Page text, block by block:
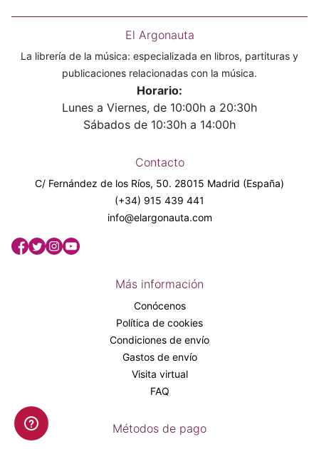
El Argonauta
La librería de la música: especializada en libros, partituras y
publicaciones relacionadas con la música.
Horario:
Lunes a Viernes, de 10:00h a 20:30h
Sábados de 10:30h a 14:00h
Contacto
C/ Fernández de los Ríos, 50. 28015 Madrid (España)
(+34) 915 439 441
info@elargonauta.com
Más información
Conócenos
Política de cookies
Condiciones de envío
Gastos de envío
Visita virtual
FAQ
Métodos de pago